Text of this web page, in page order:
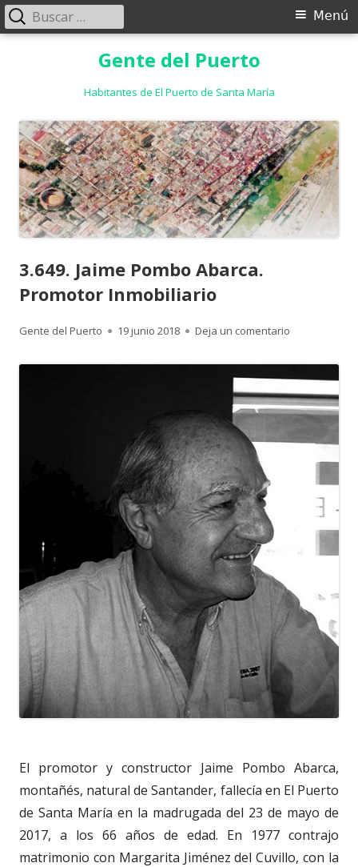
Gente del Puerto
Habitantes de El Puerto de Santa María
Menú
Menú
Buscar:
3.649. Jaime Pombo Abarca.
Promotor Inmobiliario
Autor
Gente del Puerto
Publicado
19 junio 2018 Deja un comentario
El promotor y constructor Jaime Pombo Abarca,
montañés, natural de Santander, fallecía en El Puerto
de Santa María en la madrugada del 23 de mayo de
2017, a los 66 años de edad. En 1977 contrajo
matrimonio con Margarita Jiménez del Cuvillo, con la